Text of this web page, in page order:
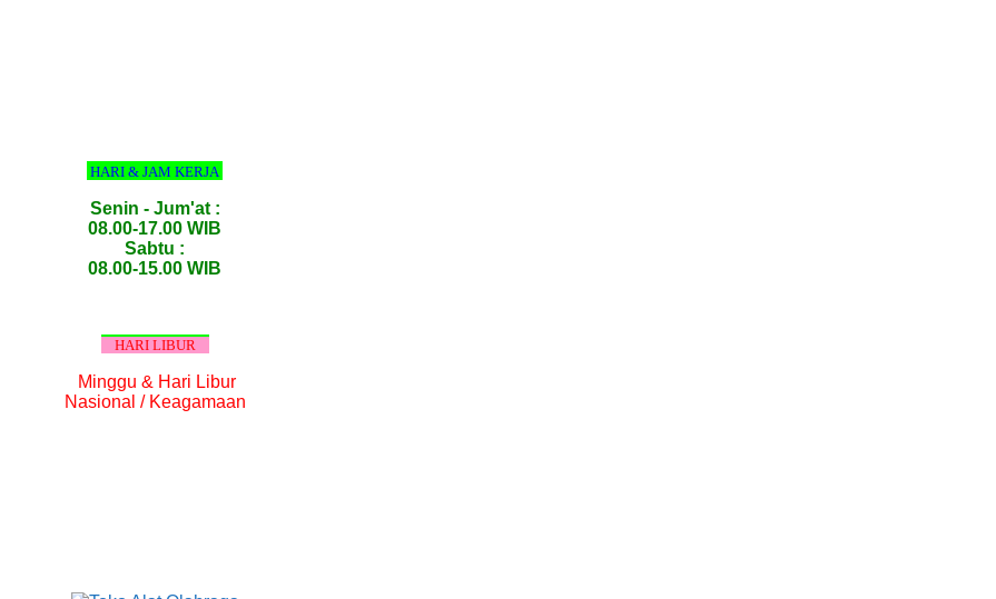
HARI & JAM KERJA
Senin - Jum'at :
08.00-17.00 WIB
Sabtu :
08.00-15.00 WIB
HARI LIBUR
Minggu & Hari Libur
Nasional / Keagamaan